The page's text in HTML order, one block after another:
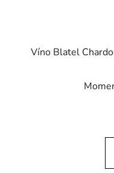
Víno Blatel